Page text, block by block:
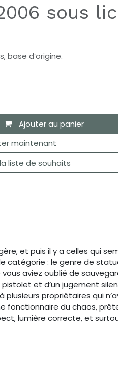
sous
base d’origine.
Ajouter au panier
maintenant
liste de souhaits
et puis il y a celles qui
catégorie : le genre de
aviez oublié de
et d’un jugement
propriétaires qui
fonctionnaire du chaos,
lumière correcte, et